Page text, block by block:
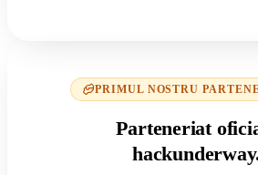
PRIMUL NOSTRU
Parteneriat